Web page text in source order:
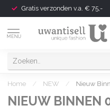
Gratis verzonden v.a. € 75,-
MENU
Home / NEW / Nieuw
NIEUW BINNEN